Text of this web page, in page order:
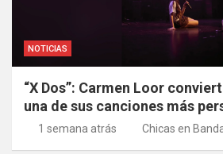
NOTICIAS
“X Dos”: Carmen Loor
una de sus canciones más
1 semana atrás Chicas en